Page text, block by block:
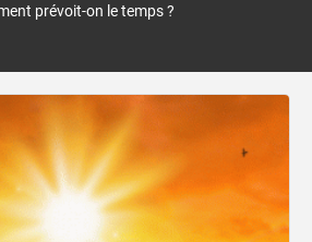
prévoit-on le temps ?